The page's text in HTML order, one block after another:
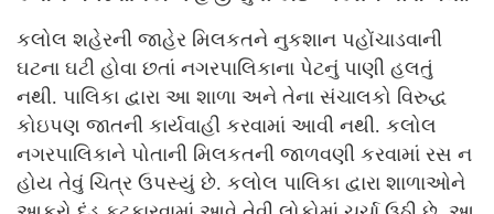
કલોલ શહેરની જાહેર મિલકતને નુકશાન પહોંચાડવાની
ઘટના ઘટી હોવા છતાં નગરપાલિકાના પેટનું પાણી હલતું
નથી. પાલિકા દ્વારા આ શાળા અને તેના સંચાલકો વિરુદ્ધ
કોઇપણ જાતની કાર્યવાહી કરવામાં આવી નથી. કલોલ
નગરપાલિકાને પોતાની મિલકતની જાળવણી કરવામાં રસ ન
હોય તેવું ચિત્ર ઉપસ્યું છે. કલોલ પાલિકા દ્વારા શાળાઓને